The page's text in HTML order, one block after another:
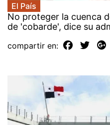
El País
No proteger la cuenca
de 'cobarde', dice su
compartir en: